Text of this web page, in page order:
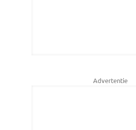
Advertentie